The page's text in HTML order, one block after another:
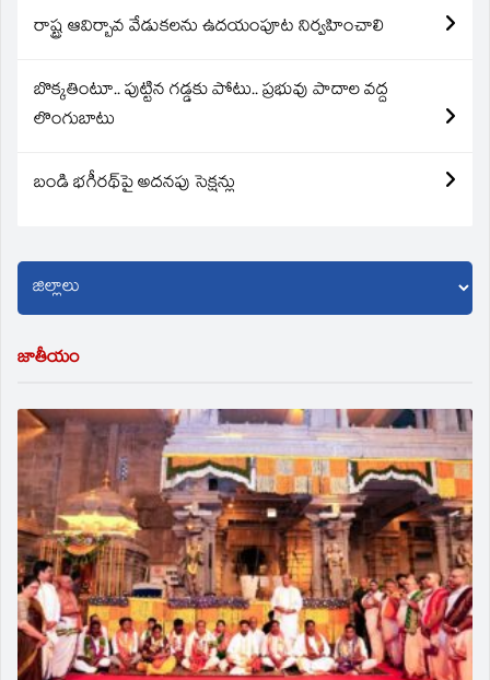
రాష్ట్ర ఆవిర్బావ వేడుకలను ఉదయంపూట నిర్వహించాలి
బొక్కతింటూ.. పుట్టిన గడ్డకు పోటు.. ప్రభువు పాదాల వద్ద
లొంగుబాటు
బండి భగీరథ్‌పై అదనపు సెక్షన్లు
జాతీయం